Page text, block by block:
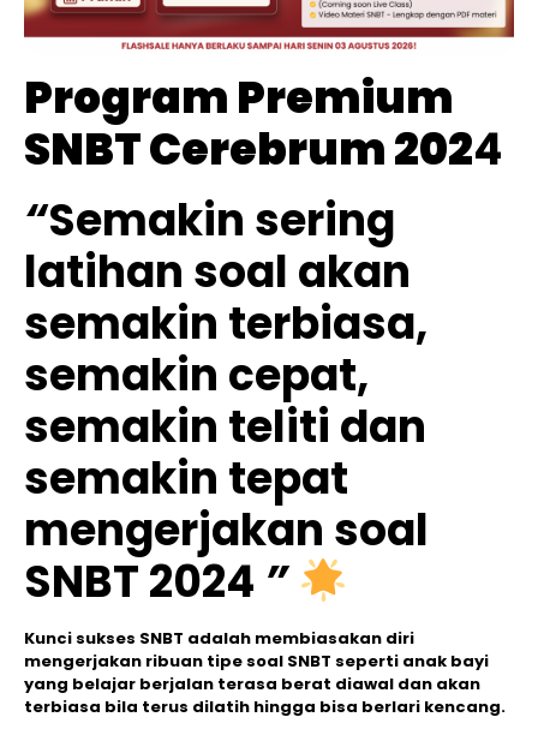
Program Premium
SNBT Cerebrum 2024
“Semakin sering
latihan soal akan
semakin terbiasa,
semakin cepat,
semakin teliti dan
semakin tepat
mengerjakan soal
SNBT 2024 ”
Kunci sukses SNBT adalah membiasakan diri
mengerjakan ribuan tipe soal SNBT seperti anak bayi
yang belajar berjalan terasa berat diawal dan akan
terbiasa bila terus dilatih hingga bisa berlari kencang.